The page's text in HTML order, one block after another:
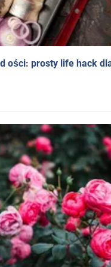
ości: prosty life hack